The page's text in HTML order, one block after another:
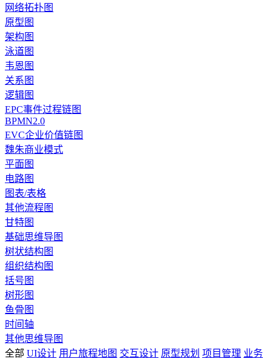
网络拓扑图
原型图
架构图
泳道图
韦恩图
关系图
逻辑图
EPC事件过程链图
BPMN2.0
EVC企业价值链图
魏朱商业模式
平面图
电路图
图表/表格
其他流程图
甘特图
基础思维导图
树状结构图
组织结构图
括号图
树形图
鱼骨图
时间轴
其他思维导图
全部 UI设计 用户旅程地图 交互设计 原型规划 项目管理 业务